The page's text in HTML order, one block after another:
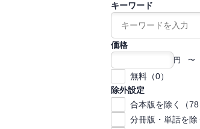
キーワード
価格
円 〜
無料（0）
除外設定
合本版を除く（78
分冊版・単話を除